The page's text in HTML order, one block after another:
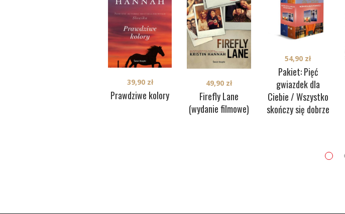
Prawdziwe kolory
39,90 zł
Firefly Lane
(wydanie filmowe)
49,90 zł
Pakiet: Pięć
gwiazdek dla
Ciebie / Wszystko
skończy się dobrze
54,90 zł